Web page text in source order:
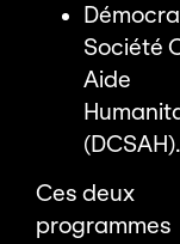
Société
Aide
(DCSAH).
Ces deux
programmes